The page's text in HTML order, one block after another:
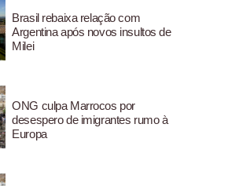
Brasil rebaixa relação com
Argentina após novos insultos de
Milei
ONG culpa Marrocos por
desespero de imigrantes rumo à
Europa